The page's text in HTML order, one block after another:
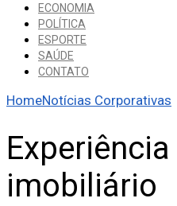
ECONOMIA
POLÍTICA
ESPORTE
SAÚDE
CONTATO
HomeNotícias Corporativas
imobiliário